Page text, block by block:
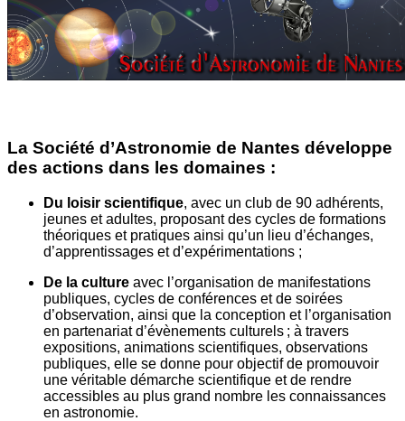
La Société d’Astronomie de Nantes développe
des actions dans les domaines :
Du loisir scientifique, avec un club de 90 adhérents,
jeunes et adultes, proposant des cycles de formations
théoriques et pratiques ainsi qu’un lieu d’échanges,
d’apprentissages et d’expérimentations ;
De la culture avec l’organisation de manifestations
publiques, cycles de conférences et de soirées
d’observation, ainsi que la conception et l’organisation
en partenariat d’évènements culturels ; à travers
expositions, animations scientifiques, observations
publiques, elle se donne pour objectif de promouvoir
une véritable démarche scientifique et de rendre
accessibles au plus grand nombre les connaissances
en astronomie.